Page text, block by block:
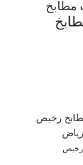
مطابخ
رخيص
رخيص